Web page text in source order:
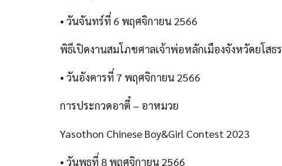
• วันจันทร์ที่ 6 พฤศจิกายน 2566
พิธีเปิดงานสมโภชศาลเจ้าพ่อหลักเมืองจังหวัดยโสธร
• วันอังคารที่ 7 พฤศจิกายน 2566
การประกวดอาตี๋ – อาหมวย
Yasothon Chinese Boy&Girl Contest 2023
• วันพุธที่ 8 พฤศจิกายน 2566